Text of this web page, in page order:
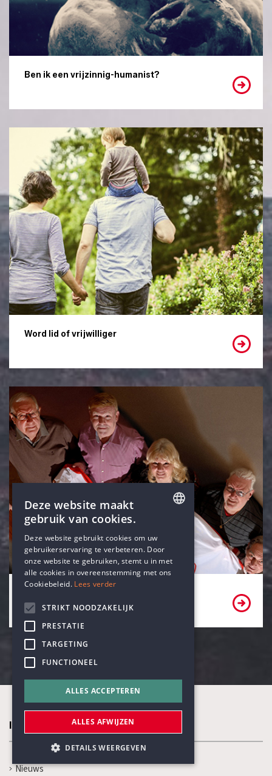
Ben ik een vrijzinnig-humanist?
Word lid of vrijwilliger
In de kijker
Nieuws
DUTCH
Deze website maakt
gebruik van cookies.
Deze website gebruikt cookies om uw
gebruikerservaring te verbeteren. Door
onze website te gebruiken, stemt u in met
alle cookies in overeenstemming met ons
Cookiebeleid. Lees verder
STRIKT NOODZAKELIJK
PRESTATIE
TARGETING
FUNCTIONEEL
ALLES ACCEPTEREN
ALLES AFWIJZEN
DETAILS WEERGEVEN